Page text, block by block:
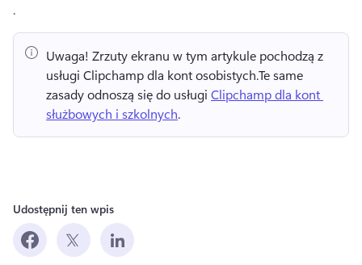
.
Uwaga! Zrzuty ekranu w tym artykule pochodzą z
usługi Clipchamp dla kont osobistych.Te same
zasady odnoszą się do usługi Clipchamp dla kont
służbowych i szkolnych.
Udostępnij ten wpis